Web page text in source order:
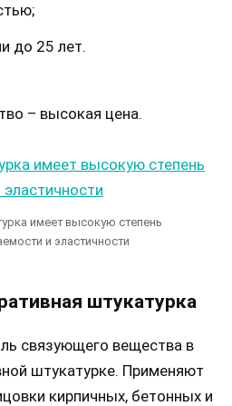
до 25 лет.
– высокая цена.
имеет высокую степень
и эластичности
штукатурка
связующего вещества в
штукатурке. Применяют
кирпичных, бетонных и